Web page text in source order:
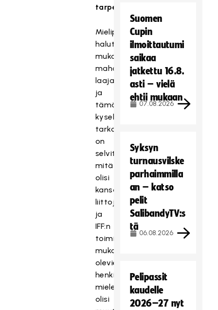
tarpeen.
Mielipiteitä
halutaan
mukaan
mahdollisimman
laajalti,
ja
tämän
kyselyn
tarkoitus
on
selvittää,
mitä
olisi
kansallisten
liittojen
ja
IFF:n
toiminnassa
mukana
olevien
henkilöiden
mielestä
olisi
Suomen
Cupin
ilmoittautumi
saikaa
jatkettu 16.8.
asti – vielä
ehtii mukaan
07.08.2026
Syksyn
turnausvilske
parhaimmilla
an – katso
pelit
SalibandyTV:s
tä
06.08.2026
Pelipassit
kaudelle
2026–27 nyt